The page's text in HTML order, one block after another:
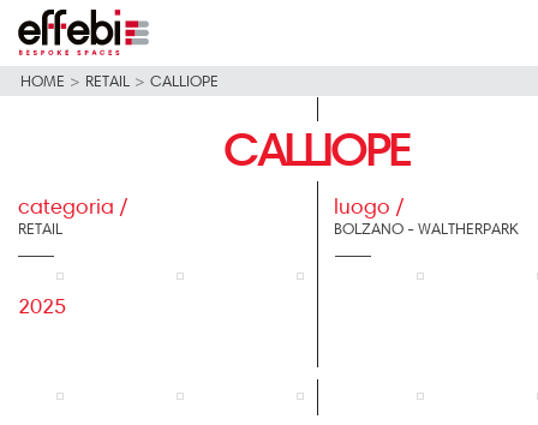
HOME > RETAIL > CALLIOPE
CALLIOPE
categoria /
RETAIL
luogo /
BOLZANO - WALTHERPARK
2025